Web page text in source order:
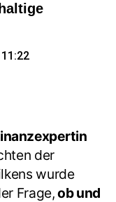
11:22
der
wurde
Frage,ob und